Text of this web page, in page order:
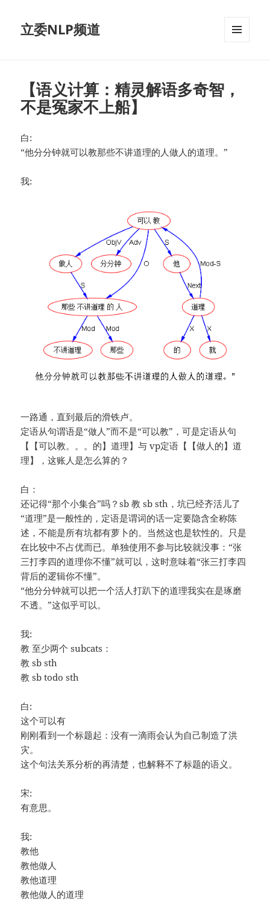
立委NLP频道
【语义计算：精灵解语多奇智，
不是冤家不上船】
白:
“他分分钟就可以教那些不讲道理的人做人的道理。”
我:
一路通，直到最后的滑铁卢。
定语从句谓语是“做人”而不是“可以教”，可是定语从句
【【可以教。。。的】道理】与 vp定语【【做人的】道
理】，这账人是怎么算的？
白：
还记得“那个小集合”吗？sb 教 sb sth，坑已经齐活儿了
“道理”是一般性的，定语是谓词的话一定要隐含全称陈
述，不能是所有坑都有萝卜的。当然这也是软性的。只是
在比较中不占优而已。单独使用不参与比较就没事：“张
三打李四的道理你不懂”就可以，这时意味着“张三打李四
背后的逻辑你不懂”。
“他分分钟就可以把一个活人打趴下的道理我实在是琢磨
不透。”这似乎可以。
我:
教 至少两个 subcats：
教 sb sth
教 sb todo sth
白:
这个可以有
刚刚看到一个标题起：没有一滴雨会认为自己制造了洪
灾。
这个句法关系分析的再清楚，也解释不了标题的语义。
宋:
有意思。
我:
教他
教他做人
教他道理
教他做人的道理